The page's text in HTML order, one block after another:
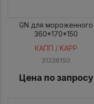
GN для мороженного
360*170*150
КАПП / KAPP
31236150
Цена по запросу